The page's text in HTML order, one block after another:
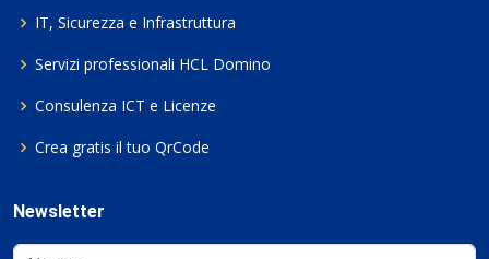
IT, Sicurezza e Infrastruttura
Servizi professionali HCL Domino
Consulenza ICT e Licenze
Crea gratis il tuo QrCode
Newsletter